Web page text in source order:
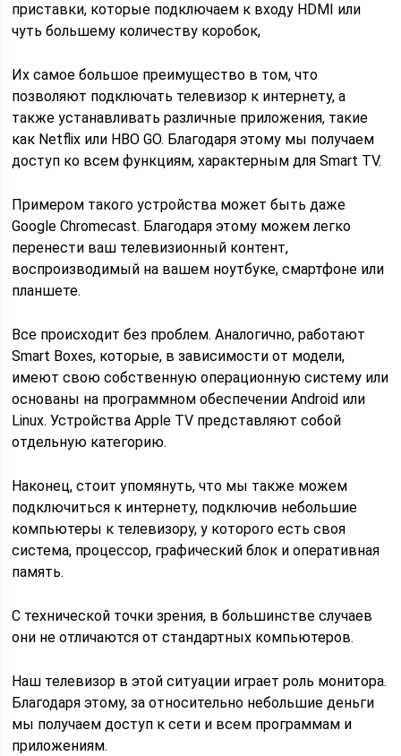
приставки, которые подключаем к входу HDMI или
чуть большему количеству коробок,
Их самое большое преимущество в том, что
позволяют подключать телевизор к интернету, а
также устанавливать различные приложения, такие
как Netflix или HBO GO. Благодаря этому мы получаем
доступ ко всем функциям, характерным для Smart TV.
Примером такого устройства может быть даже
Google Chromecast. Благодаря этому можем легко
перенести ваш телевизионный контент,
воспроизводимый на вашем ноутбуке, смартфоне или
планшете.
Все происходит без проблем. Аналогично, работают
Smart Boxes, которые, в зависимости от модели,
имеют свою собственную операционную систему или
основаны на программном обеспечении Android или
Linux. Устройства Apple TV представляют собой
отдельную категорию.
Наконец, стоит упомянуть, что мы также можем
подключиться к интернету, подключив небольшие
компьютеры к телевизору, у которого есть своя
система, процессор, графический блок и оперативная
память.
С технической точки зрения, в большинстве случаев
они не отличаются от стандартных компьютеров.
Наш телевизор в этой ситуации играет роль монитора.
Благодаря этому, за относительно небольшие деньги
мы получаем доступ к сети и всем программам и
приложениям.